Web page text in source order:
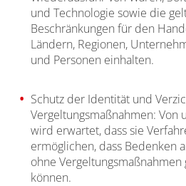
und Technologie sowie die
Beschränkungen für den
Ländern, Regionen,
und Personen einhalten.
Schutz der Identität und
Vergeltungsmaßnahmen: Von
wird erwartet, dass sie
ermöglichen, dass Bedenken
ohne
können.